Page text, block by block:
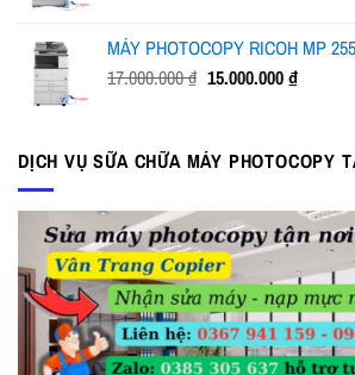
37.000.000 ₫.là:
MÁY PHOTOCOPY RICOH MP
17.000.000₫ Giá
17.000.000 ₫.
15.000.000₫Giá
là:
DỊCH VỤ SỮA CHỮA MÁY PHOTOCOPY